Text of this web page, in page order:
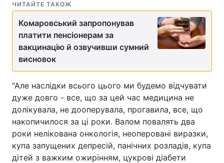
ЧИТАЙТЕ ТАКОЖ
Комаровський запропонував
платити пенсіонерам за
вакцинацію й озвучивши сумний
висновок
"Але наслідки всього цього ми будемо відчувати
дуже довго - все, що за цей час медицина не
долікувала, не дооперувала, прогавила, все, що
накопичилося за ці роки. Валом повалять два
роки нелікована онкологія, неоперовані виразки,
купа запущених депресій, панічних розладів, купа
дітей з важким ожирінням, цукрові діабети